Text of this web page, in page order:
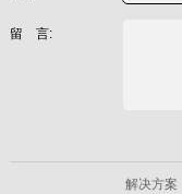
留 言:
解决方案